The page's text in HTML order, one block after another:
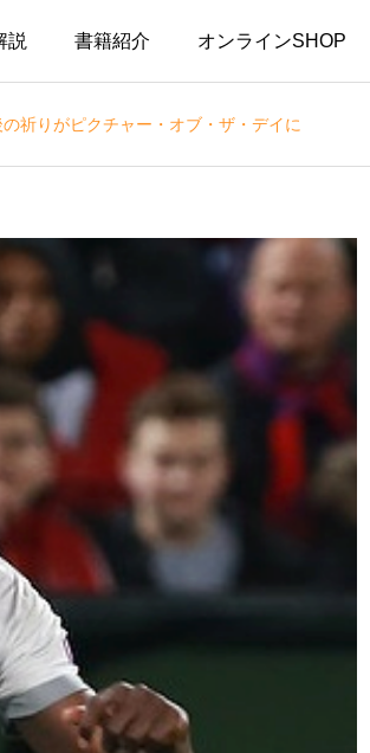
説 書籍紹介 オンラインSHOP
祈りがピクチャー・オブ・ザ・デイに